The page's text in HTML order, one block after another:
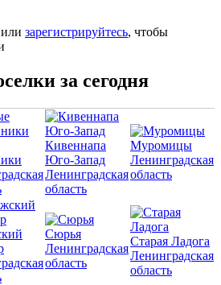
посёлок "Хрустальный Ключ"
или зарегистрируйтесь, чтобы
за сегодня
Кивеннапа
Юго-Запад
Ленинградская
область
Муромицы
Ленинградская
область
Сюрья
Ленинградская
область
Старая Ладога
Ленинградская
область